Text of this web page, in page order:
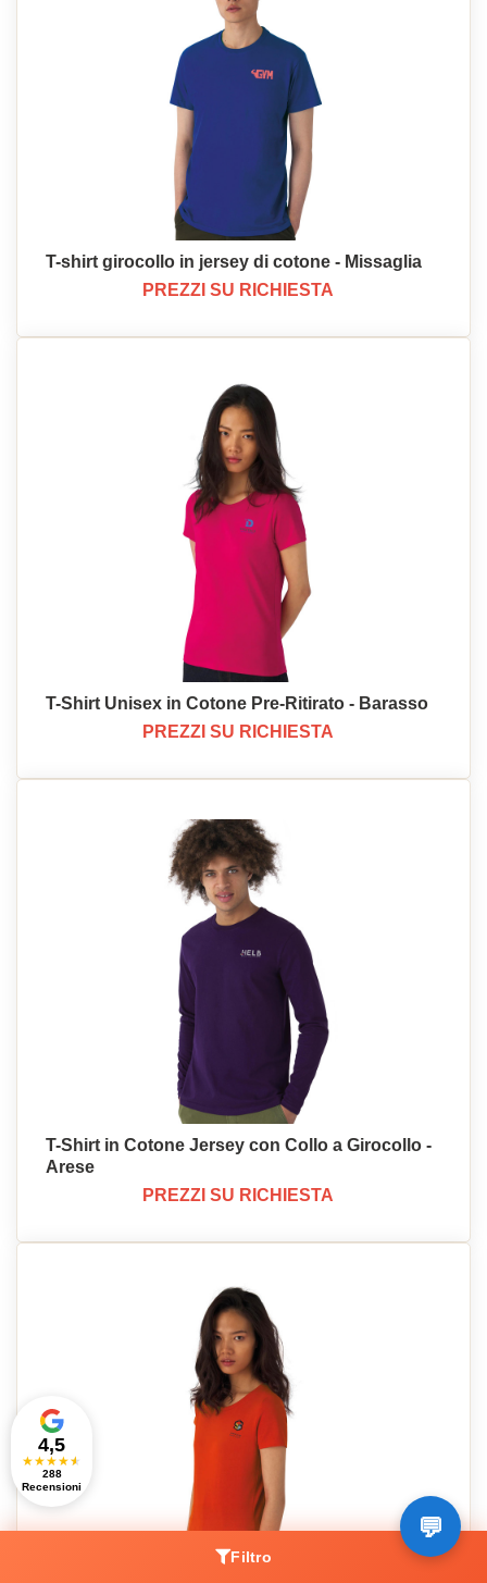
T-shirt girocollo in jersey di cotone - Missaglia
PREZZI SU RICHIESTA
T-Shirt Unisex in Cotone Pre-Ritirato - Barasso
PREZZI SU RICHIESTA
T-Shirt in Cotone Jersey con Collo a Girocollo -
Arese
PREZZI SU RICHIESTA
Filtro
4,5
★★★★★
288
Recensioni